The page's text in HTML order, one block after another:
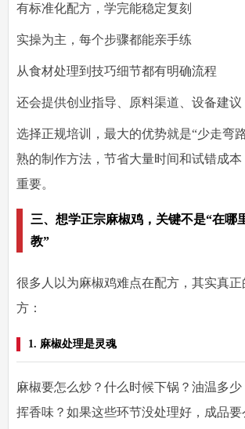
有标准化配方，学完能稳定复刻
实操为主，每个步骤都能亲手练
从食材处理到技巧细节都有明确流程
还会提供创业指导、原料渠道、设备建议
选择正规培训，最大的优势就是“少走弯
熟的制作方法，节省大量时间和试错成
重要。
三、想学正宗麻椒鸡，关键不是“在哪
教”
很多人以为麻椒鸡难点在配方，其实真
方：
1. 麻椒处理是灵魂
麻椒要怎么炒？什么时候下锅？油温多
挥香味？如果这些环节没处理好，成品